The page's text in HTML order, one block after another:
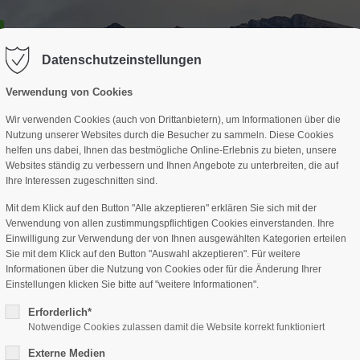
"offcanvas-col2" existiert leider
Der Eintrag "offcanvas-col3"
nicht.
Datenschutzeinstellungen
Verwendung von Cookies
Wir verwenden Cookies (auch von Drittanbietern), um Informationen über die
Nutzung unserer Websites durch die Besucher zu sammeln. Diese Cookies
helfen uns dabei, Ihnen das bestmögliche Online-Erlebnis zu bieten, unsere
Websites ständig zu verbessern und Ihnen Angebote zu unterbreiten, die auf
Ihre Interessen zugeschnitten sind.
Mit dem Klick auf den Button "Alle akzeptieren" erklären Sie sich mit der
Verwendung von allen zustimmungspflichtigen Cookies einverstanden. Ihre
Einwilligung zur Verwendung der von Ihnen ausgewählten Kategorien erteilen
Sie mit dem Klick auf den Button "Auswahl akzeptieren". Für weitere
Informationen über die Nutzung von Cookies oder für die Änderung Ihrer
Einstellungen klicken Sie bitte auf "weitere Informationen".
Erforderlich*
Notwendige Cookies zulassen damit die Website korrekt funktioniert
Externe Medien